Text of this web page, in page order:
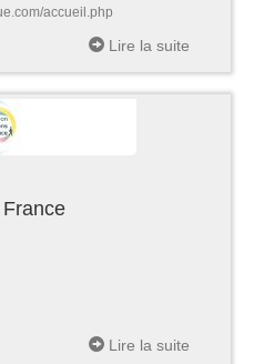
accueil.php
Lire la suite
Lire la suite